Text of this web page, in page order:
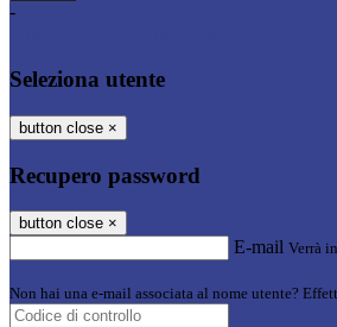
-
Seleziona utente
button close ×
Recupero password
button close ×
E-mail Verrà
Non hai una e-mail associata al nome utente?